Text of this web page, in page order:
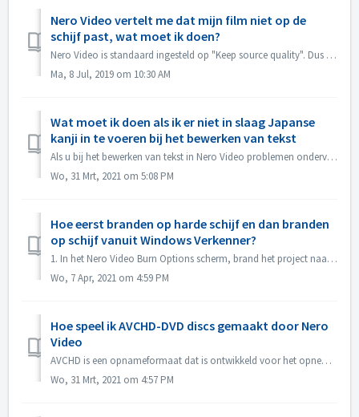
Nero Video vertelt me dat mijn film niet op de
schijf past, wat moet ik doen?
Nero Video is standaard ingesteld op "Keep source quality". Dus uw resulterende DVD, AVCHD, Blu-ray zal de kwaliteit te handhaven en ziet er zo go...
Ma, 8 Jul, 2019 om 10:30 AM
Wat moet ik doen als ik er niet in slaag Japanse
kanji in te voeren bij het bewerken van tekst
Als u bij het bewerken van tekst in Nero Video problemen ondervindt bij het invoeren van Japanse kanji met een bepaalde invoermethode-editor, bijv. ATOK, ra...
Wo, 31 Mrt, 2021 om 5:08 PM
Hoe eerst branden op harde schijf en dan branden
op schijf vanuit Windows Verkenner?
1. In het Nero Video Burn Options scherm, brand het project naar de Hard Disk Folder. 2. Als het branden gelukt is, gebruik dan de windows Burn to disc f...
Wo, 7 Apr, 2021 om 4:59 PM
Hoe speel ik AVCHD-DVD discs gemaakt door Nero
Video
AVCHD is een opnameformaat dat is ontwikkeld voor het opnemen van high-definition video op media zoals opneembare DVD-media, harde schijven en geheugenkaart...
Wo, 31 Mrt, 2021 om 4:57 PM